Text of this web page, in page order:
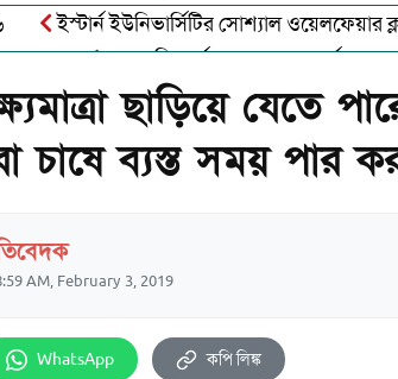
ইস্টার্ন ইউনিভার্সিটির সোশ্যাল ওয়েলফেয়ার
আত্মশুদ্ধি অর্জন ও অশুভকে বর্জন করে
ছাড়িয়ে
চাষে ব্যস্ত সময় পার
AM, February 3, 2019
WhatsApp কপি লিঙ্ক